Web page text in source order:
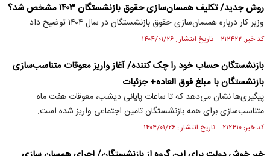
روش جدید/ تکلیف همسان‌سازی حقوق بازنشستگان ۱۴۰۳ مشخص شد؟
وزیر کار درباره همسان‌سازی حقوق بازنشستگان در سال ۱۴۰۴ توضیح داد.
کد خبر: ۲۱۲۴۲۲ تاریخ انتشار : ۱۴۰۴/۰۱/۲۶
بازنشستگان حساب خود را چک کننده/ آغاز واریز معوقات متناسب‌سازی
بازنشستگان با مبلغ فوق العاده+ جزئیات
پیگیری‌ها نشان می‌دهد که تا ساعات پایانی دیشب، معوقات هفت ماه
متناسب‌سازی برای همه بازنشستگان تامین اجتماعی واریز شده است.
کد خبر: ۲۱۲۴۱۰ تاریخ انتشار : ۱۴۰۴/۰۱/۲۶